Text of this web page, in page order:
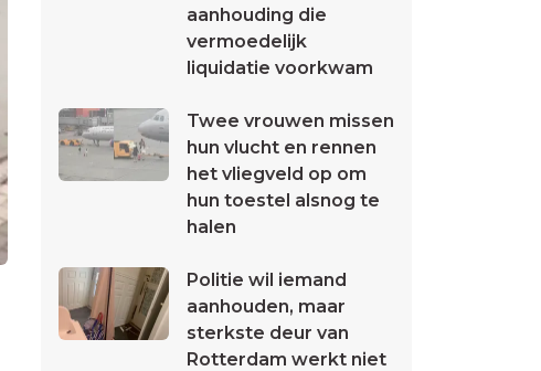
aanhouding die
vermoedelijk
liquidatie voorkwam
Twee vrouwen missen
hun vlucht en rennen
het vliegveld op om
hun toestel alsnog te
halen
Politie wil iemand
aanhouden, maar
sterkste deur van
Rotterdam werkt niet